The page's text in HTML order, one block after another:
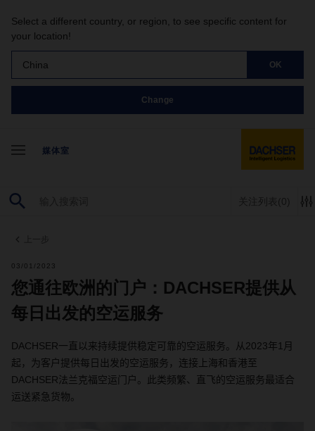
Select a different country, or region, to see specific content for
your location!
China OK
Change
媒体室
关注列表 (0)
03/01/2023
您通往欧洲的门户：DACHSER提供从
每日出发的空运服务
DACHSER一直以来持续提供稳定可靠的空运服务。从 2023年1 月
起 ， 为客户提供每日出发的空运服务 ，连接 上海和香港至
DACHSER法兰克福空运门户 。此类频繁、直飞的空运服务最适合
运送紧急货物。